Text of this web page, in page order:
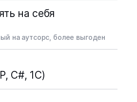
на себя
на аутсорс, более выгоден
C#, 1C)